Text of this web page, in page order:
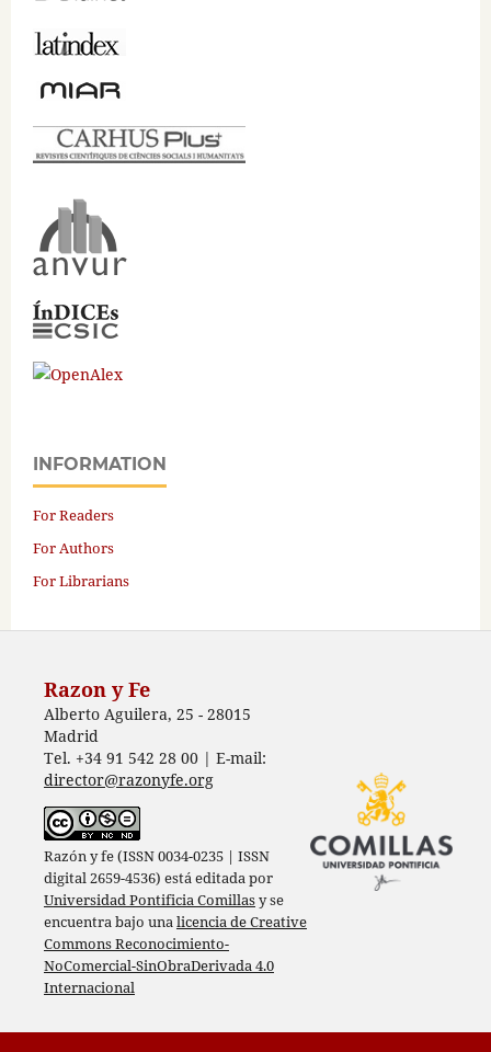
INFORMATION
For Readers
For Authors
For Librarians
Razon y Fe
Alberto Aguilera, 25 - 28015
Madrid
Tel. +34 91 542 28 00 | E-mail:
director@razonyfe.org
Razón y fe (ISSN 0034-0235 | ISSN
digital 2659-4536) está editada por
Universidad Pontificia Comillasy se
encuentra bajo unalicencia de Creative
Commons Reconocimiento-
NoComercial-SinObraDerivada 4.0
Internacional